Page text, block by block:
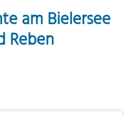
am Bielersee
Reben